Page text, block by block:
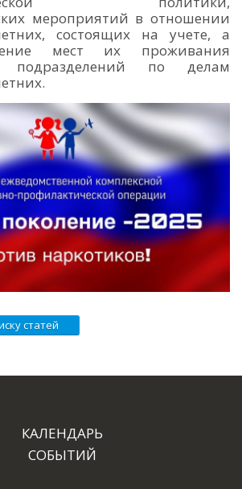
мероприятий в отношении
состоящих на учете, а
мест их проживания
подразделений по делам
статей
КАЛЕНДАРЬ
СОБЫТИЙ